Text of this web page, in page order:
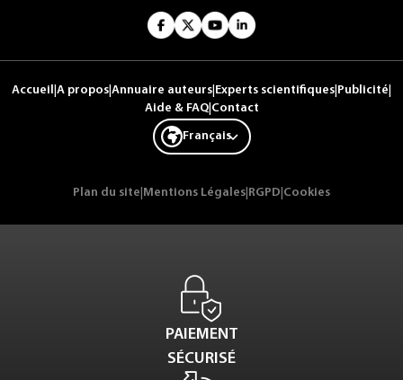
Accueil A propos Annuaire auteurs Experts scientifiques Publicité
Aide & FAQ| Contact
Français
Plan du site Mentions Légales RGPD Cookies
PAIEMENT
SÉCURISÉ